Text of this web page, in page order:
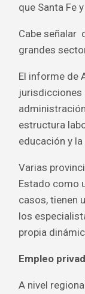
que Santa Fe
Cabe señalar
grandes
El informe de
jurisdicciones
estructura
educación y
Varias
Estado como
casos, tienen
los
propia
Empleo
A nivel